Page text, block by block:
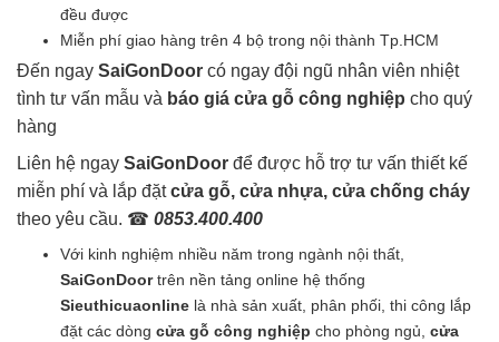
đều được
Miễn phí giao hàng trên 4 bộ trong nội thành Tp.HCM
Đến ngay SaiGonDoor có ngay đội ngũ nhân viên nhiệt
tình tư vấn mẫu và báo giá cửa gỗ công nghiệp cho quý
hàng
Liên hệ ngay SaiGonDoor để được hỗ trợ tư vấn thiết kế
miễn phí và lắp đặtcửa gỗ, cửa nhựa, cửa chống cháy
theo yêu cầu. ☎ 0853.400.400
Với kinh nghiệm nhiều năm trong ngành nội thất,
SaiGonDoortrên nền tảng online hệ thống
Sieuthicuaonlinelà nhà sản xuất, phân phối, thi công lắp
đặt các dòng cửa gỗ công nghiệp cho phòng ngủ, cửa